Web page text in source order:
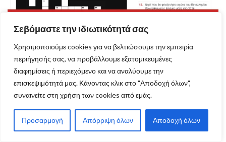
Σεβόμαστε την ιδιωτικότητά σας
Χρησιμοποιούμε cookies για να βελτιώσουμε την εμπειρία
περιήγησής σας, να προβάλλουμε εξατομικευμένες
διαφημίσεις ή περιεχόμενο και να αναλύουμε την
επισκεψιμότητά μας. Κάνοντας κλικ στο "Αποδοχή όλων",
συναινείτε στη χρήση των cookies από εμάς.
Προσαρμογή Απόρριψη όλων Αποδοχή όλων
Το σταυρόλεξο του Enduro24